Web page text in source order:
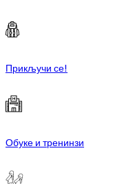
Прикључи се!
Обуке и тренинзи